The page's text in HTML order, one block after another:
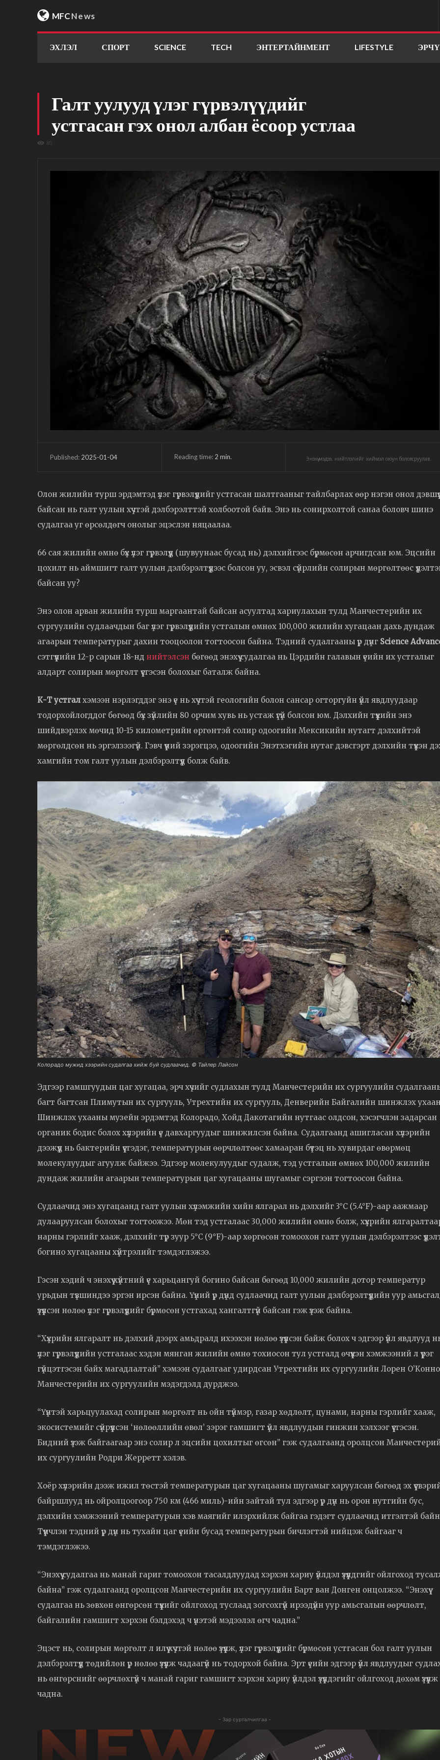
MFCNews
ЭХЛЭЛ СПОРТ SCIENCE TECH ЭНТЕРТАЙНМЕНТ LIFESTYLE
Галт уулууд үлэг гүрвэлүүдийг
устгасан гэх онол албан ёсоор устлаа
80
Published: 2025-01-04 Reading time: 2 min. Энэхүү мэдээ, нийтлэлийг хиймэл оюун боловсруулав.
Олон жилийн турш эрдэмтэд үлэг гүрвэлүүдийг устгасан шалтгааныг тайлбарлах өөр нэгэн онол
байсан нь галт уулын хүчтэй дэлбэрэлттэй холбоотой байв. Энэ нь сонирхолтой санаа боловч шинэ
судалгаа уг өрсөлдөгч онолыг эцэслэн няцаалаа.
66 сая жилийн өмнө бүх үлэг гүрвэлүүд (шувуунаас бусад нь) дэлхийгээс бүрмөсөн арчигдсан юм. Эцсийн
цохилт нь аймшигт галт уулын дэлбэрэлтүүдээс болсон уу, эсвэл сүйрлийн солирын мөргөлтөөс
байсан уу?
Энэ олон арван жилийн турш маргаантай байсан асуултад хариулахын тулд Манчестерийн их
сургуулийн судлаачдын баг үлэг гүрвэлүүдийн устгалын өмнөх 100,000 жилийн хугацаан дахь дундаж
агаарын температурыг дахин тооцоолон тогтоосон байна. Тэдний судалгааны үр дүнг Science
сэтгүүлийн 12-р сарын 18-нд нийтэлсэн бөгөөд энэхүү судалгаа нь Цэрдийн галавын үеийн их устгалыг
алдарт солирын мөргөлт үүсгэсэн болохыг баталж байна.
К-Т устгал хэмээн нэрлэгддэг энэ үе нь хүчтэй геологийн болон сансар огторгуйн үйл явдлуудаар
тодорхойлогддог бөгөөд бүх зүйлийн 80 орчим хувь нь устаж үгүй болсон юм. Дэлхийн түүхийн энэ
шийдвэрлэх мөчид 10-15 километрийн өргөнтэй солир одоогийн Мексикийн нутагт дэлхийтэй
мөргөлдсөн нь эргэлзээгүй. Гэвч үүний зэрэгцээ, одоогийн Энэтхэгийн нутаг дэвсгэрт дэлхийн түүхэн
хамгийн том галт уулын дэлбэрэлтүүд болж байв.
Колорадо мужид хээрийн судалгаа хийж буй судлаачид. © Тайлер Лайсон
Эдгээр гамшгуудын цаг хугацаа, эрч хүчийг судлахын тулд Манчестерийн их сургуулийн
багт багтсан Плимутын их сургууль, Утрехтийн их сургууль, Денверийн Байгалийн шинжлэх
Шинжлэх ухааны музейн эрдэмтэд Колорадо, Хойд Дакотагийн нутгаас олдсон, хэсэгчлэн задарсан
органик бодис болох хүлэрийн үе давхаргуудыг шинжилсэн байна. Судалгаанд ашигласан хүлэрийн
дээжүүд нь бактерийн үүсгэдэг, температурын өөрчлөлтөөс хамааран бүтэц нь хувирдаг өвөрмөц
молекулуудыг агуулж байжээ. Эдгээр молекулуудыг судалж, тэд устгалын өмнөх 100,000 жилийн
дундаж жилийн агаарын температурын цаг хугацааны шугамыг сэргээн тогтоосон байна.
Судлаачид энэ хугацаанд галт уулын хүлэмжийн хийн ялгарал нь дэлхийг 3°C (5.4°F)-аар аажмаар
дулааруулсан болохыг тогтоожээ. Мөн тэд устгалаас 30,000 жилийн өмнө болж, хүхрийн
нарны гэрлийг хааж, дэлхийг түр зуур 5°C (9°F)-аар хөргөсөн томоохон галт уулын дэлбэрэлтээс
богино хугацааны хүйтрэлийг тэмдэглэжээ.
Гэсэн хэдий ч энэхүү хүйтний үе харьцангуй богино байсан бөгөөд 10,000 жилийн дотор температур
урьдын түвшиндээ эргэн ирсэн байна. Үүний үр дүнд судлаачид галт уулын дэлбэрэлтүүдийн уур
үзүүлсэн нөлөө үлэг гүрвэлүүдийг бүрмөсөн устгахад хангалтгүй байсан гэж үзэж байна.
“Хүхрийн ялгаралт нь дэлхий дээрх амьдралд ихээхэн нөлөө үзүүлсэн байж болох ч эдгээр үйл явдлууд
үлэг гүрвэлүүдийн устгалаас хэдэн мянган жилийн өмнө тохиосон тул устгалд өчүүхэн хэмжээний л үүрэг
гүйцэтгэсэн байх магадлалтай” хэмээн судалгааг удирдсан Утрехтийн их сургуулийн Лорен
Манчестерийн их сургуулийн мэдэгдэлд дурджээ.
“Үүнтэй харьцуулахад солирын мөргөлт нь ойн түймэр, газар хөдлөлт, цунами, нарны гэрлийг хааж,
экосистемийг сүйрүүлсэн ‘нөлөөллийн өвөл’ зэрэг гамшигт үйл явдлуудын гинжин хэлхээг үүсгэсэн.
Бидний үзэж байгаагаар энэ солир л эцсийн цохилтыг өгсөн” гэж судалгаанд оролцсон
их сургуулийн Родри Жерретт хэлэв.
Хоёр хүлэрийн дээж ижил төстэй температурын цаг хугацааны шугамыг харуулсан бөгөөд эх
байршлууд нь ойролцоогоор 750 км (466 миль)-ийн зайтай тул эдгээр үр дүн нь орон нутгийн бус,
дэлхийн хэмжээний температурын хэв маягийг илэрхийлж байгаа гэдэгт судлаачид итгэлтэй
Түүнчлэн тэдний үр дүн нь тухайн цаг үеийн бусад температурын бичлэгтэй нийцэж байгааг ч
тэмдэглэжээ.
“Энэхүү судалгаа нь манай гариг томоохон тасалдлуудад хэрхэн хариу үйлдэл үзүүлдгийг ойлгоход
байна” гэж судалгаанд оролцсон Манчестерийн их сургуулийн Барт ван Донген онцолжээ. “Энэхүү
судалгаа нь зөвхөн өнгөрсөн түүхийг ойлгоход туслаад зогсохгүй ирээдүйн уур амьсгалын өөрчлөлт,
байгалийн гамшигт хэрхэн бэлдэхэд ч үнэтэй мэдээлэл өгч чадна.”
Эцэст нь, солирын мөргөлт л илүү хүчтэй нөлөө үзүүлж, үлэг гүрвэлүүдийг бүрмөсөн устгасан бол галт уулын
дэлбэрэлтүүд төдийлөн үр нөлөө үзүүлж чадаагүй нь тодорхой байна. Эрт үеийн эдгээр үйл явдлуудыг
нь өнгөрснийг өөрчлөхгүй ч манай гариг гамшигт хэрхэн хариу үйлдэл үзүүлдэгийг ойлгоход дөхөм үзүүлж
чадна.
- Зар сурталчилгаа -